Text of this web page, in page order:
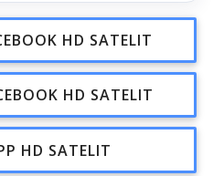
HD SATELIT
HD SATELIT
HD SATELIT